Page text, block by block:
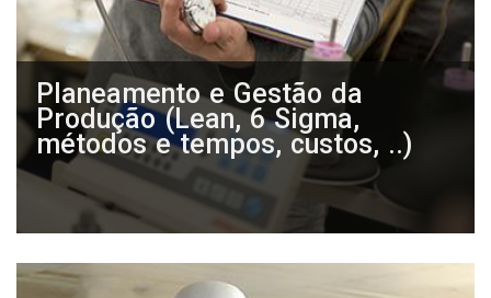
Planeamento e Gestão da
Produção (Lean, 6 Sigma,
métodos e tempos, custos, ..)